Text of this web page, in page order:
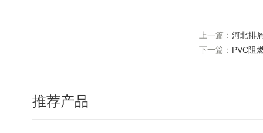
上一篇： 河北排
下一篇： PVC阻
推荐产品